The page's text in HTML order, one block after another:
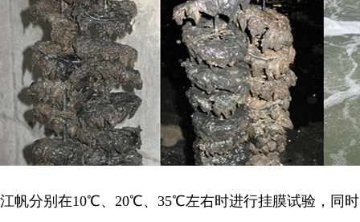
江帆分别在10℃、20℃、35℃左右时进行挂膜试验，同时